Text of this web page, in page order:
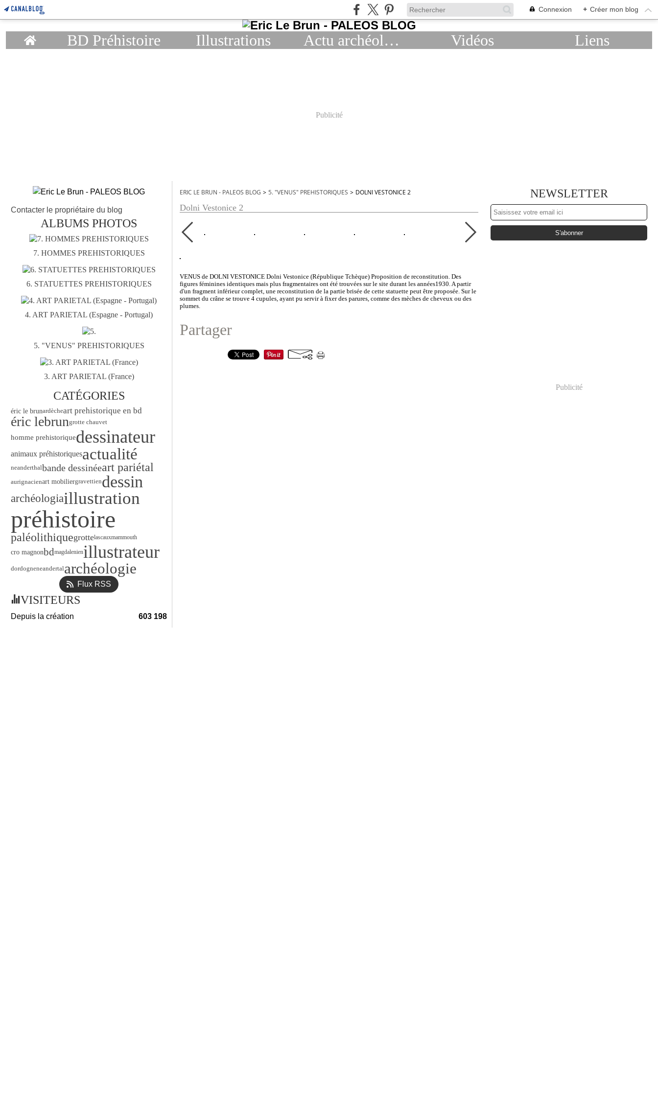
Connexion + Créer mon blog
Home BD Préhistoire Illustrations Actu archéologie Vidéos Liens
Publicité
Contacter le propriétaire du blog
ALBUMS PHOTOS
7. HOMMES PREHISTORIQUES
6. STATUETTES PREHISTORIQUES
4. ART PARIETAL (Espagne - Portugal)
5. "VENUS" PREHISTORIQUES
3. ART PARIETAL (France)
CATÉGORIES
éric le brunardècheart prehistorique en bd
éric lebrungrotte chauvet
homme prehistoriquedessinateur
animaux préhistoriquesactualité
neanderthalbande dessinéeart pariétal
aurignacienart mobiliergravettiendessin
archéologiaillustration
préhistoire
paléolithiquegrottelascauxmammouth
cro magnonbd magdalenienillustrateur
dordogneneandertalarchéologie
Flux RSS
VISITEURS
Depuis la création 603 198
ERIC LE BRUN - PALEOS BLOG > 5. "VENUS" PREHISTORIQUES > DOLNI VESTONICE 2
Dolni Vestonice 2
VENUS de DOLNI VESTONICE Dolni Vestonice (République Tchèque) Proposition de reconstitution. Des
figures féminines identiques mais plus fragmentaires ont été trouvées sur le site durant les années1930. A partir
d'un fragment inférieur complet, une reconstitution de la partie brisée de cette statuette peut être proposée. Sur le
sommet du crâne se trouve 4 cupules, ayant pu servir à fixer des parures, comme des mèches de cheveux ou des
plumes.
Partager
NEWSLETTER
Publicité